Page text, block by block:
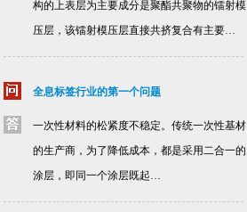
构的上表层为主要成分是聚酯共聚物的镭射模
压层，该镭射模压层直接共挤复合有主要…
全息标签行业的第一个问题
一次性材料的松紧度不稳定。传统一次性基材
的生产商，为了降低成本，都是采用二合一的
涂层，即同一个涂层既起…